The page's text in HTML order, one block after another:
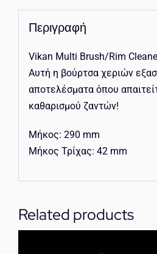
Περιγραφή
Vikan Multi Brush/Rim
Αυτή η βούρτσα χεριών
αποτελέσματα όπου
καθαρισμού ζαντών!
Μήκος: 290 mm
Μήκος Τρίχας: 42 mm
Related products